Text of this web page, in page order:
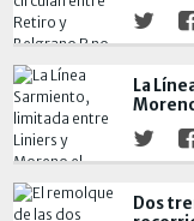
La
Dos